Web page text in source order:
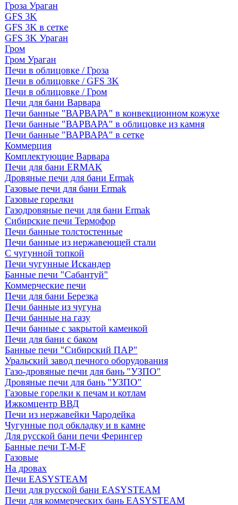
Гроза Ураган
GFS 3K
GFS 3K в сетке
GFS 3K Ураган
Гром
Гром Ураган
Печи в облицовке / Гроза
Печи в облицовке / GFS 3K
Печи в облицовке / Гром
Печи для бани Варвара
Печи банные "ВАРВАРА" в конвекционном кожухе
Печи банные "ВАРВАРА" в облицовке из камня
Печи банные "ВАРВАРА" в сетке
Коммерция
Комплектующие Варвара
Печи для бани ERMAK
Дровяные печи для бани Ermak
Газовые печи для бани Ermak
Газовые горелки
Газодровяные печи для бани Ermak
Сибирские печи Термофор
Печи банные толстостенные
Печи банные из нержавеющей стали
С чугунной топкой
Печи чугунные Искандер
Банные печи "Сабантуй"
Коммерческие печи
Печи для бани Березка
Печи банные из чугуна
Печи банные на газу
Печи банные с закрытой каменкой
Печи для бани с баком
Банные печи "Сибирский ПАР"
Уральский завод печного оборудования
Газо-дровяные печи для бань "УЗПО"
Дровяные печи для бань "УЗПО"
Газовые горелки к печам и котлам
Ижкомцентр ВВД
Печи из нержавейки Чародейка
Чугунные под обкладку и в камне
Для русской бани печи Ферингер
Банные печи T-M-F
Газовые
На дровах
Печи EASYSTEAM
Печи для русской бани EASYSTEAM
Печи для коммерческих бань EASYSTEAM